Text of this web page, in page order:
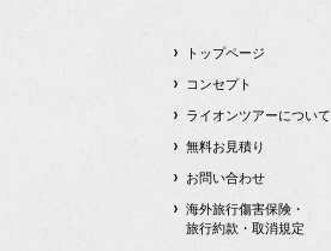
トップページ
コンセプト
ライオンツアーについて
無料お見積り
お問い合わせ
海外旅行傷害保険・
旅行約款・取消規定